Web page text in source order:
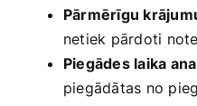
Pārmērīgu
netiek​ pārdoti
Piegādes laika
piegādātas no